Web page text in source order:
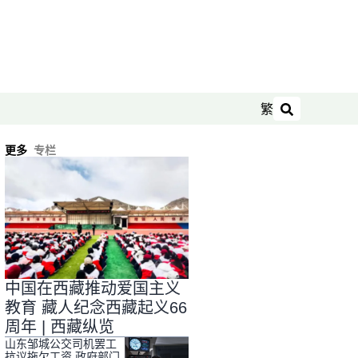
繁
搜索
更多 专栏
中国在西藏推动爱国主义
教育 藏人纪念西藏起义66
周年 | 西藏纵览
山东邹城公交司机罢工